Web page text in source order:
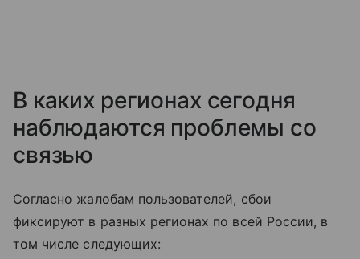
В каких регионах сегодня
наблюдаются проблемы со
связью
Согласно жалобам пользователей, сбои
фиксируют в разных регионах по всей России, в
том числе следующих: